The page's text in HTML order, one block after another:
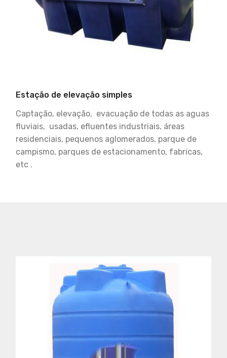
Estação de elevação simples
Captação, elevação, evacuação de todas as aguas
fluviais, usadas, efluentes industriais, áreas
residenciais, pequenos aglomerados, parque de
campismo, parques de estacionamento, fabricas,
etc .